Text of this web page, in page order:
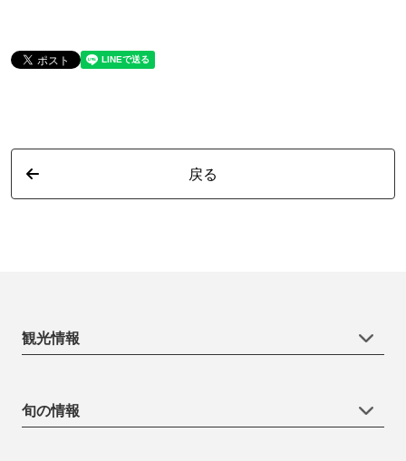
戻る
観光情報
旬の情報